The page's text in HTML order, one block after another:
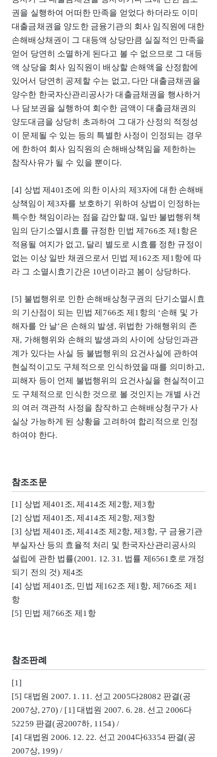
권을 실행하여 어떠한 만족을 얻었다 하더라도 이미
대출금채권을 양도한 금융기관의 회사 임직원에 대한
손해배상채권이 그 대등액 상당만큼 실질적인 만족을
얻어 당연히 소멸하게 된다고 볼 수 없으므로 그 대등
액 상당을 회사 임직원이 배상할 손해액을 산정함에
있어서 당연히 공제할 수는 없고, 다만 대출금채권을
양수한 한국자산관리공사가 대출금채권을 행사하거
나 담보권을 실행하여 회수한 금액이 대출금채권의
양도대금을 상당히 초과하여 그 대가 산정의 적정성
이 문제될 수 있는 등의 특별한 사정이 인정되는 경우
에 한하여 회사 임직원의 손해배상책임을 제한하는
참작사유가 될 수 있을 뿐이다.
[4] 상법 제401조에 의한 이사의 제3자에 대한 손해배
상책임이 제3자를 보호하기 위하여 상법이 인정하는
특수한 책임이라는 점을 감안할 때, 일반 불법행위책
임의 단기소멸시효를 규정한 민법 제766조 제1항은
적용될 여지가 없고, 달리 별도로 시효를 정한 규정이
없는 이상 일반 채권으로서 민법 제162조 제1항에 따
라 그 소멸시효기간은 10년이라고 봄이 상당하다.
[5] 불법행위로 인한 손해배상청구권의 단기소멸시효
의 기산점이 되는 민법 제766조 제1항의 ‘손해 및 가
해자를 안 날’은 손해의 발생, 위법한 가해행위의 존
재, 가해행위와 손해의 발생과의 사이에 상당인과관
계가 있다는 사실 등 불법행위의 요건사실에 관하여
현실적이고도 구체적으로 인식하였을 때를 의미하고,
피해자 등이 언제 불법행위의 요건사실을 현실적이고
도 구체적으로 인식한 것으로 볼 것인지는 개별 사건
의 여러 객관적 사정을 참작하고 손해배상청구가 사
실상 가능하게 된 상황을 고려하여 합리적으로 인정
하여야 한다.
참조조문
[1] 상법 제401조, 제414조 제2항, 제3항
[2] 상법 제401조, 제414조 제2항, 제3항
[3] 상법 제401조, 제414조 제2항, 제3항, 구 금융기관
부실자산 등의 효율적 처리 및 한국자산관리공사의
설립에 관한 법률(2001. 12. 31. 법률 제6561호로 개정
되기 전의 것) 제4조
[4] 상법 제401조, 민법 제162조 제1항, 제766조 제1
항
[5] 민법 제766조 제1항
참조판례
[1]
[5] 대법원 2007. 1. 11. 선고 2005다28082 판결(공
2007상, 270) / [1] 대법원 2007. 6. 28. 선고 2006다
52259 판결(공2007하, 1154) /
[4] 대법원 2006. 12. 22. 선고 2004다63354 판결(공
2007상, 199) /